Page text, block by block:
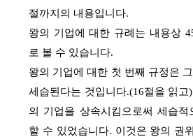
절까지의 내용입니다.
왕의 기업에 대한 규례는 내용상
로 볼 수 있습니다.
왕의 기업에 대한 첫 번째 규정은
세습된다는 것입니다.(16절을 읽고
의 기업을 상속시킴으로써 세습적
할 수 있었습니다. 이것은 왕의 권